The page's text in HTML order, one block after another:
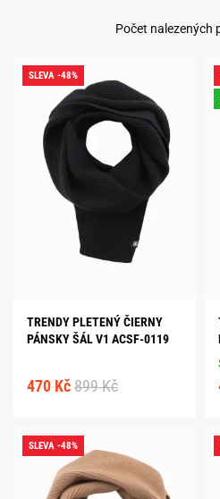
Počet nalezených
SLEVA -48%
TRENDY PLETENÝ ČIERNY
PÁNSKY ŠÁL V1 ACSF-0119
470 Kč 899 Kč
SLEVA -48%